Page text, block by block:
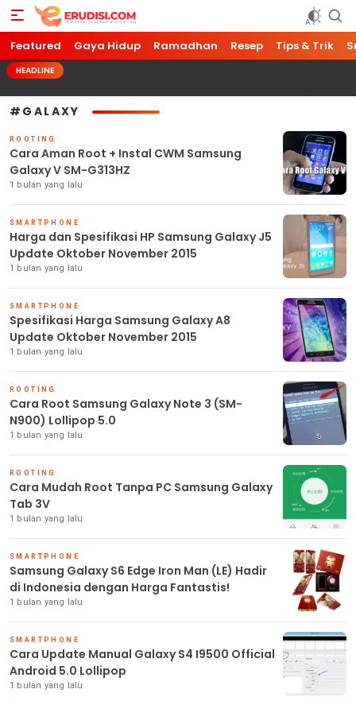
Erudisi
Temukan Jawaban dan Inspirasi
Featured Gaya Hidup Ramadhan Resep Tips & Trik
HEADLINE
#GALAXY
ROOTING
Cara Aman Root + Instal CWM Samsung
Galaxy V SM-G313HZ
1 bulan yang lalu
SMARTPHONE
Harga dan Spesifikasi HP Samsung Galaxy J5
Update Oktober November 2015
1 bulan yang lalu
SMARTPHONE
Spesifikasi Harga Samsung Galaxy A8
Update Oktober November 2015
1 bulan yang lalu
ROOTING
Cara Root Samsung Galaxy Note 3 (SM-
N900) Lollipop 5.0
1 bulan yang lalu
ROOTING
Cara Mudah Root Tanpa PC Samsung Galaxy
Tab 3V
1 bulan yang lalu
SMARTPHONE
Samsung Galaxy S6 Edge Iron Man (LE) Hadir
di Indonesia dengan Harga Fantastis!
1 bulan yang lalu
SMARTPHONE
Cara Update Manual Galaxy S4 I9500 Official
Android 5.0 Lollipop
1 bulan yang lalu